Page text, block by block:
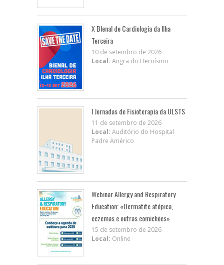
X BIenal de Cardiologia da Ilha
Terceira
10 de setembro de 2026
Local: Angra do Heroísmo
I Jornadas de Fisioterapia da ULSTS
11 de setembro de 2026
Local: Auditório do Hospital
Padre Américo
Webinar Allergy and Respiratory
Education: «Dermatite atópica,
eczemas e outras comichões»
15 de setembro de 2026
Local: Online